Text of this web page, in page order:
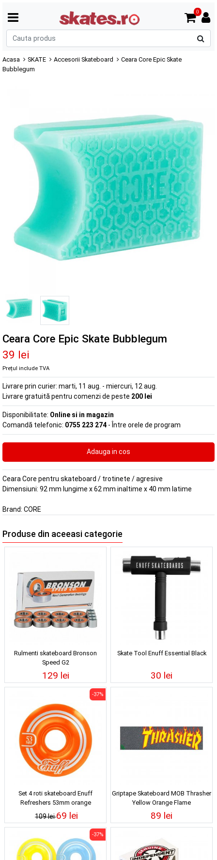
0
Acasa SKATE Accesorii Skateboard
Ceara Core Epic Skate
Bubblegum
Ceara Core Epic Skate Bubblegum
39 lei
Prețul include TVA
Livrare prin curier: marti, 11 aug. - miercuri, 12 aug.
Livrare gratuită pentru comenzi de peste 200 lei
Disponibilitate: Online si in magazin
Comandă telefonic: 0755 223 274 - Între orele de program
Ceara Core pentru skateboard / trotinete / agresive
Dimensiuni: 92 mm lungime x 62 mm inaltime x 40 mm latime
Brand: CORE
Produse din aceeasi categorie
Rulmenti skateboard Bronson
Speed G2
129 lei
Skate Tool Enuff Essential Black
30 lei
Set 4 roti skateboard Enuff
Refreshers 53mm orange
109 lei
-37%
69 lei
Griptape Skateboard MOB Thrasher
Yellow Orange Flame
89 lei
-37%